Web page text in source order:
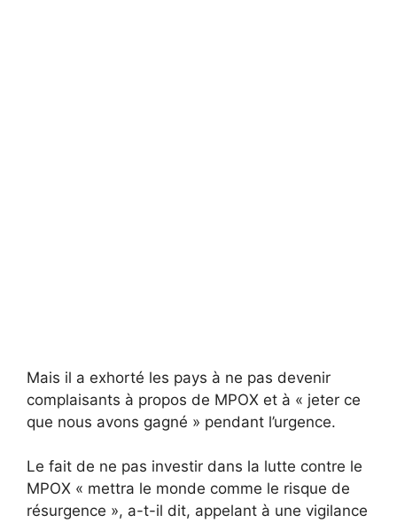
Mais il a exhorté les pays à ne pas devenir
complaisants à propos de MPOX et à « jeter ce
que nous avons gagné » pendant l’urgence.
Le fait de ne pas investir dans la lutte contre le
MPOX « mettra le monde comme le risque de
résurgence », a-t-il dit, appelant à une vigilance